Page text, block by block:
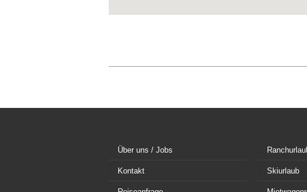
Über uns / Jobs
Kontakt Skiurlaub